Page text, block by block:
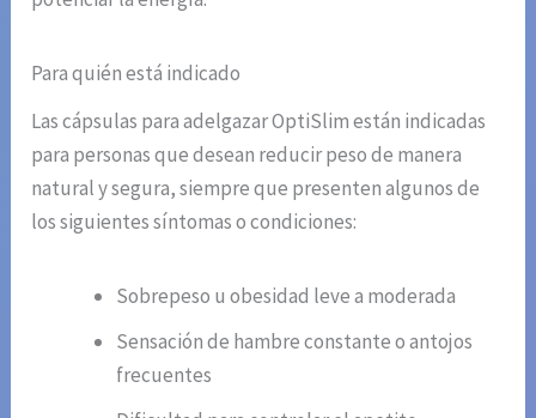
Para quién está indicado
Las cápsulas para adelgazar OptiSlim están indicadas
para personas que desean reducir peso de manera
natural y segura, siempre que presenten algunos de
los siguientes síntomas o condiciones:
Sobrepeso u obesidad leve a moderada
Sensación de hambre constante o antojos
frecuentes